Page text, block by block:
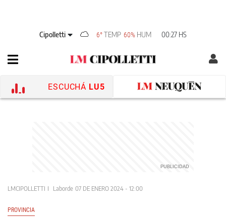
Cipolletti 6° TEMP 60% HUM 00:27 HS
ESCUCHÁ LU5
LMCIPOLLETTI Laborde 07 DE ENERO 2024 - 12:00
PROVINCIA